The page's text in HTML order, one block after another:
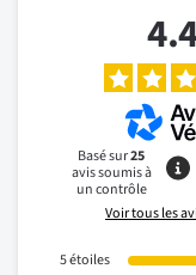
Basé sur25
avis soumis à
un contrôle
Voir tous les
5étoiles